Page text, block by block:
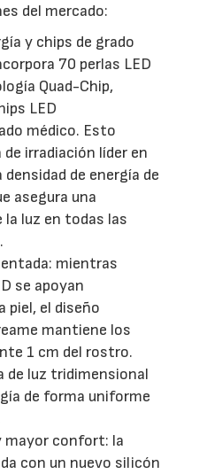
del mercado:
y chips de grado
70 perlas LED
Quad-Chip,
LED
médico. Esto
irradiación líder en
de energía de
asegura una
luz en todas las
mientras
se apoyan
piel, el diseño
mantiene los
1 cm del rostro.
de luz tridimensional
de forma uniforme
mayor confort: la
con un nuevo silicón